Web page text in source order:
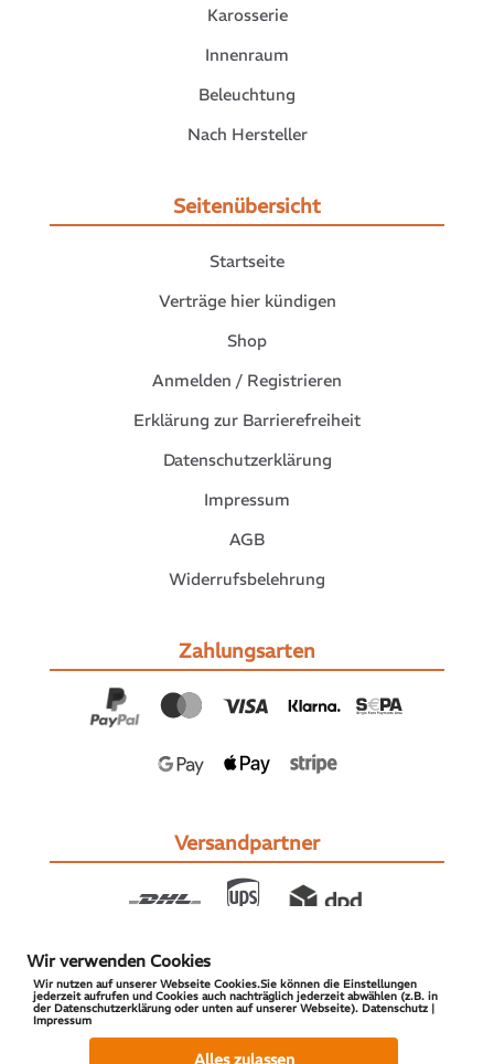
Karosserie
Innenraum
Beleuchtung
Nach Hersteller
Seitenübersicht
Startseite
Verträge hier kündigen
Shop
Anmelden / Registrieren
Erklärung zur Barrierefreiheit
Datenschutzerklärung
Impressum
AGB
Widerrufsbelehrung
Zahlungsarten
Versandpartner
© 2026 S-PARTS | All Rights Reserved
Wir verwenden Cookies
Wir nutzen auf unserer Webseite Cookies.Sie können die Einstellungen
jederzeit aufrufen und Cookies auch nachträglich jederzeit abwählen (z.B. in
der Datenschutzerklärung oder unten auf unserer Webseite). Datenschutz |
Impressum
Alles zulassen